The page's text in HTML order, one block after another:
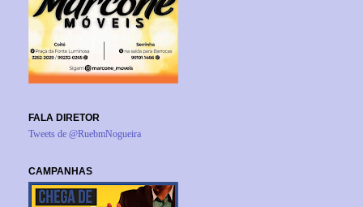
FALA DIRETOR
Tweets de @RuebmNogueira
CAMPANHAS